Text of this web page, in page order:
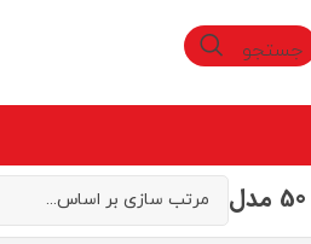
جستجو